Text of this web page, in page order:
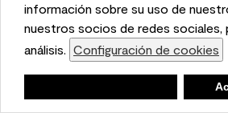
We also share information about
with our social media, advertising,
partners. Cookie Settings
información sobre su uso de
nuestros socios de redes sociales,
análisis. Configuración de cookies
350-400 400-450